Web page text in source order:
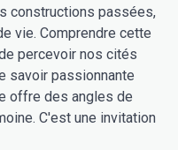
constructions passées,
vie. Comprendre cette
percevoir nos cités
savoir passionnante
offre des angles de
C'est une invitation